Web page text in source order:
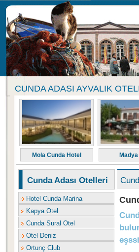
CUNDA ADASI AYVALIK
Mola Cunda Hotel Madya
Cunda Adası Otelleri
Hotel Cunda Marina
Kapya Otel
Cunda Sural Otel
Otel Deniz
Ortunç Club